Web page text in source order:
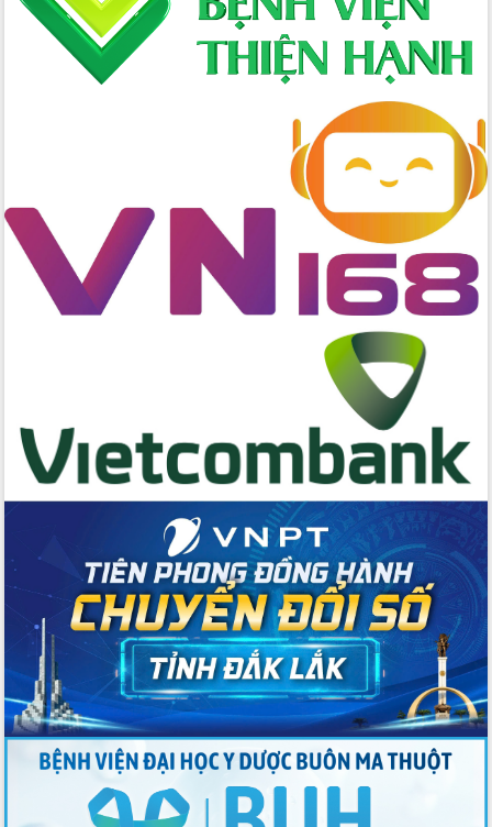
Đẩy mạnh cải cách hành chính, quyết
tâm đạt được mục tiêu tăng trưởng
hai con số trong năm 2026
Tổ chức trang trọng Lễ hội Đền thờ
Bệnh án điện tử thúc đẩy chuyển đổi
số y tế tại Đắk Lắk
Chuyển đổi số thư viện: Mở rộng
không gian tri thức trong thời đại số
Đánh giá, rút kinh nghiệm công tác tổ
Lắk gửi gắm niềm tin, kỳ vọng vào lá
phiếu
Đắk Lắk sẵn sàng các điều kiện cho
Ngày hội bầu cử đại biểu Quốc hội
khóa XVI và HĐND các cấp nhiệm kỳ
Đảm bảo cuộc bầu cử đại biểu Quốc
hội và đại biểu HĐND các cấp diễn ra
an toàn, hiệu quả, đúng quy định
Thủ tướng Chính phủ Phạm Minh Chính
kiểm tra, chỉ đạo hoàn thành các dự
án cao tốc và thăm khu tái định cư tại
Đắk Lắk
Sôi nổi Hội đua ngựa truyền thống Gò
Thì Thùng mừng Xuân Bính Ngọ 2026
Lãnh đạo tỉnh dâng hương tưởng niệm
tại Đập Đồng Cam đầu Xuân Bính Ngọ